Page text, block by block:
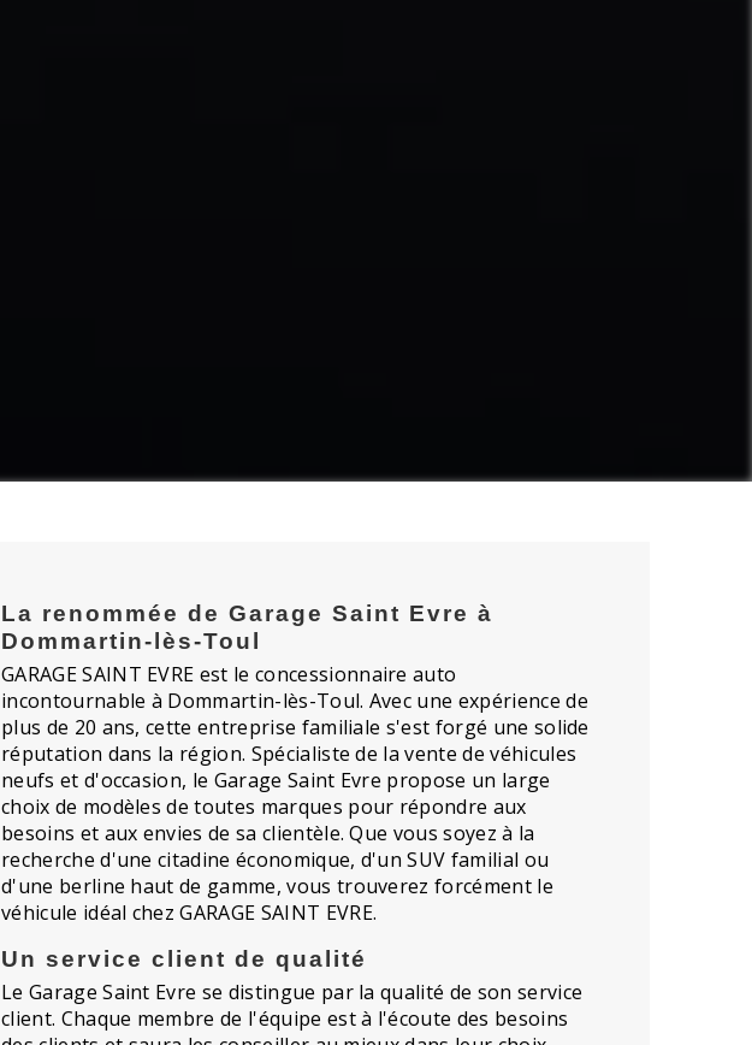
La renommée de Garage Saint Evre à
Dommartin-lès-Toul
GARAGE SAINT EVRE est le concessionnaire auto
incontournable à Dommartin-lès-Toul. Avec une expérience de
plus de 20 ans, cette entreprise familiale s'est forgé une solide
réputation dans la région. Spécialiste de la vente de véhicules
neufs et d'occasion, le Garage Saint Evre propose un large
choix de modèles de toutes marques pour répondre aux
besoins et aux envies de sa clientèle. Que vous soyez à la
recherche d'une citadine économique, d'un SUV familial ou
d'une berline haut de gamme, vous trouverez forcément le
véhicule idéal chez GARAGE SAINT EVRE.
Un service client de qualité
Le Garage Saint Evre se distingue par la qualité de son service
client. Chaque membre de l'équipe est à l'écoute des besoins